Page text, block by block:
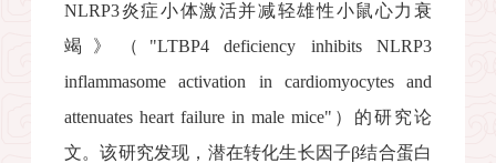
NLRP3炎症小体激活并减轻雄性小鼠心力衰
竭》（ "LTBP4 deficiency inhibits NLRP3
inflammasome activation in cardiomyocytes and
attenuates heart failure in male mice" ）的研究论
文。该研究发现，潜在转化生长因子β结合蛋白